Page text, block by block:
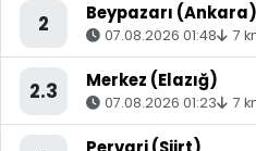
2 Beypazarı (Ankara)
07.08.2026 01:48 7
2.3 Merkez (Elazığ)
07.08.2026 01:23 7